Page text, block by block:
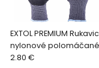
EXTOL PREMIUM
nylonové polomáčané
11" 8856683
2.80 €